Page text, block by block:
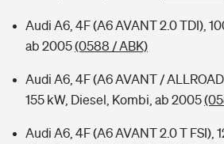
Audi A6, 4F (A6 AVANT 2.0 TDI),
ab 2005(0588 / ABK)
Audi A6, 4F (A6 AVANT /
155 kW, Diesel, Kombi, ab 2005
Audi A6, 4F (A6 AVANT 2.0 T FSI),